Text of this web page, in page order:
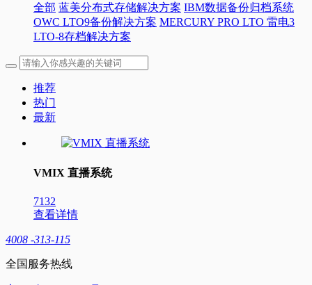
全部 蓝美分布式存储解决方案 IBM数据备份归档系统
OWC LTO9备份解决方案 MERCURY PRO LTO 雷电3
LTO-8存档解决方案
推荐
热门
最新
VMIX 直播系统
7132
查看详情
4008 -313-115
全国服务热线